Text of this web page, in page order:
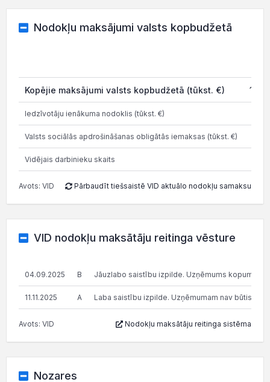
Nodokļu maksājumi valsts kopbudžetā
Kopējie maksājumi valsts kopbudžetā (tūkst. €)
Iedzīvotāju ienākuma nodoklis (tūkst. €)
Valsts sociālās apdrošināšanas obligātās iemaksas (tūkst. €)
Vidējais darbinieku skaits
Avots: VID Pārbaudīt tiešsaistē VID aktuālo nodokļu samaksu
VID nodokļu maksātāju reitinga vēsture
04.09.2025 B Jāuzlabo saistību izpilde. Uzņēmums kopumā
11.11.2025 A Laba saistību izpilde. Uzņēmumam nav būtisku
Avots: VID Nodokļu maksātāju reitinga sistēma
Nozares